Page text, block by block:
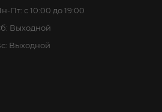
Пт: с 10:00 до 19:00
Выходной
Выходной